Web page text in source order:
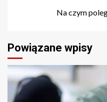
Na czym
Powiązane wpisy